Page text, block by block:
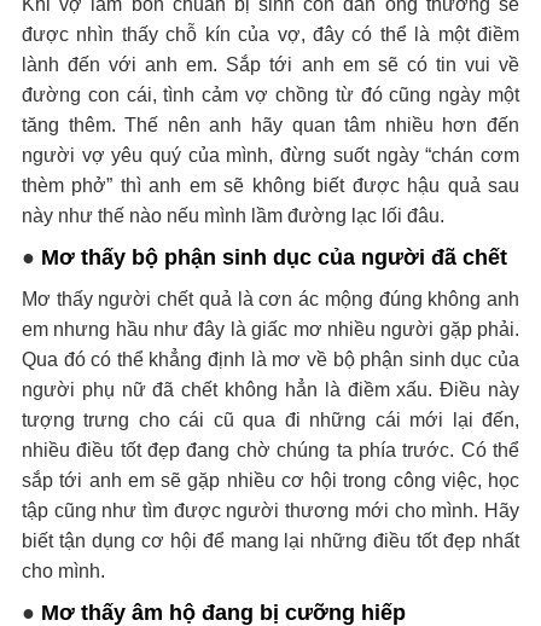
được nhìn thấy chỗ kín của vợ, đây có thể là một điềm
lành đến với anh em. Sắp tới anh em sẽ có tin vui về
đường con cái, tình cảm vợ chồng từ đó cũng ngày một
tăng thêm. Thế nên anh hãy quan tâm nhiều hơn đến
người vợ yêu quý của mình, đừng suốt ngày “chán cơm
thèm phở” thì anh em sẽ không biết được hậu quả sau
này như thế nào nếu mình lầm đường lạc lối đâu.
● Mơ thấy bộ phận sinh dục của người đã chết
Mơ thấy người chết quả là cơn ác mộng đúng không anh
em nhưng hầu như đây là giấc mơ nhiều người gặp phải.
Qua đó có thể khẳng định là mơ về bộ phận sinh dục của
người phụ nữ đã chết không hẳn là điềm xấu. Điều này
tượng trưng cho cái cũ qua đi những cái mới lại đến,
nhiều điều tốt đẹp đang chờ chúng ta phía trước. Có thể
sắp tới anh em sẽ gặp nhiều cơ hội trong công việc, học
tập cũng như tìm được người thương mới cho mình. Hãy
biết tận dụng cơ hội để mang lại những điều tốt đẹp nhất
cho mình.
● Mơ thấy âm hộ đang bị cưỡng hiếp